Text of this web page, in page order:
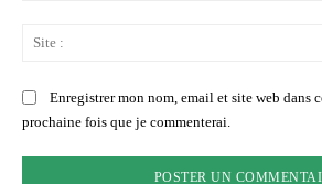
Enregistrer mon nom, email et site web dans
prochaine fois que je commenterai.